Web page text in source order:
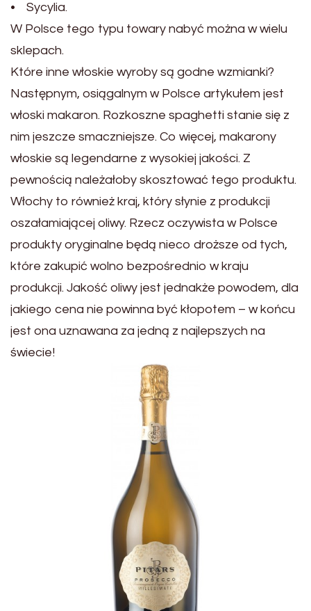
• Sycylia.
W Polsce tego typu towary nabyć można w wielu
sklepach.
Które inne włoskie wyroby są godne wzmianki?
Następnym, osiągalnym w Polsce artykułem jest
włoski makaron. Rozkoszne spaghetti stanie się z
nim jeszcze smaczniejsze. Co więcej, makarony
włoskie są legendarne z wysokiej jakości. Z
pewnością należałoby skosztować tego produktu.
Włochy to również kraj, który słynie z produkcji
oszałamiającej oliwy. Rzecz oczywista w Polsce
produkty oryginalne będą nieco droższe od tych,
które zakupić wolno bezpośrednio w kraju
produkcji. Jakość oliwy jest jednakże powodem, dla
jakiego cena nie powinna być kłopotem – w końcu
jest ona uznawana za jedną z najlepszych na
świecie!